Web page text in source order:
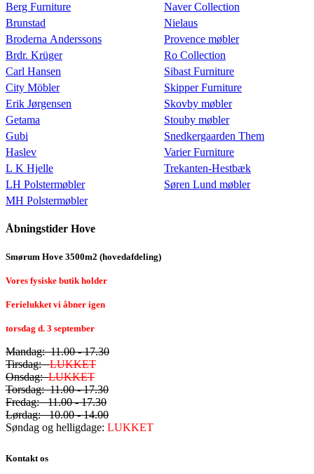
Berg Furniture
Brunstad
Broderna Anderssons
Brdr. Krüger
Carl Hansen
City Möbler
Erik Jørgensen
Getama
Gubi
Haslev
L K Hjelle
LH Polstermøbler
MH Polstermøbler
Naver Collection
Nielaus
Provence møbler
Ro Collection
Sibast Furniture
Skipper Furniture
Skovby møbler
Stouby møbler
Snedkergaarden Them
Varier Furniture
Trekanten-Hestbæk
Søren Lund møbler
Åbningstider Hove
Smørum Hove 3500m2 (hovedafdeling)
Vores fysiske butik holder
Ferielukket vi åbner igen
torsdag d. 3 september
Mandag: 11.00 - 17.30
Tirsdag:LUKKET
Onsdag:LUKKET
Torsdag: 11.00 - 17.30
Fredag: 11.00 - 17.30
Lørdag: 10.00 - 14.00
Søndag og helligdage: LUKKET
Kontakt os